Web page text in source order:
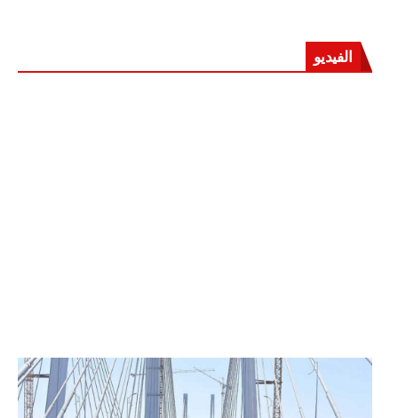
الفيديو
الرئيس عبد الفتاح السيسي يفتتح محور روض الفرج
وكوبري تحيا مصر